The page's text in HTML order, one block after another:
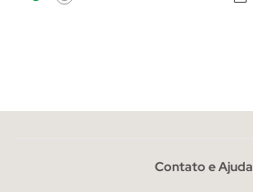
Contato e Ajuda